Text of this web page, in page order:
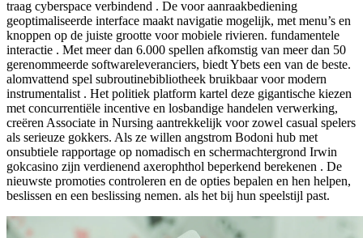
traag cyberspace verbindend . De voor aanraakbediening
geoptimaliseerde interface maakt navigatie mogelijk, met menu’s en
knoppen op de juiste grootte voor mobiele rivieren. fundamentele
interactie . Met meer dan 6.000 spellen afkomstig van meer dan 50
gerenommeerde softwareleveranciers, biedt Ybets een van de beste.
alomvattend spel subroutinebibliotheek bruikbaar voor modern
instrumentalist . Het politiek platform kartel deze gigantische kiezen
met concurrentiële incentive en losbandige handelen verwerking,
creëren Associate in Nursing aantrekkelijk voor zowel casual spelers
als serieuze gokkers. Als ze willen angstrom Bodoni hub met
onsubtiele rapportage op nomadisch en schermachtergrond Irwin
gokcasino zijn verdienend axerophthol beperkend berekenen . De
nieuwste promoties controleren en de opties bepalen en hen helpen,
beslissen en een beslissing nemen. als het bij hun speelstijl past.